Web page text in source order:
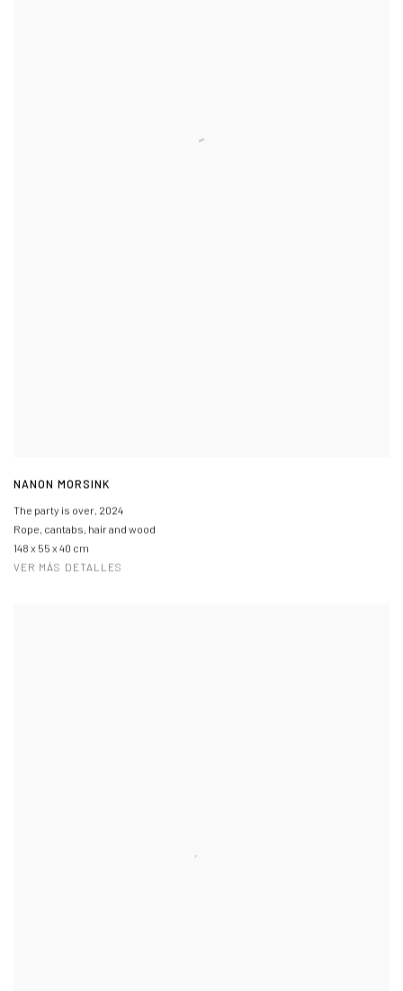
NANON MORSINK
The party is over, 2024
Rope, cantabs, hair and wood
148 x 55 x 40 cm
VER MÁS DETALLES